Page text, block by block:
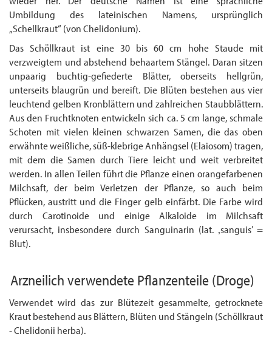
Umbildung des lateinischen Namens, ursprünglich
„Schellkraut“ (von Chelidonium).
Das Schöllkraut ist eine 30 bis 60 cm hohe Staude mit
verzweigtem und abstehend behaartem Stängel. Daran sitzen
unpaarig buchtig-gefiederte Blätter, oberseits hellgrün,
unterseits blaugrün und bereift. Die Blüten bestehen aus vier
leuchtend gelben Kron­blättern und zahlreichen Staubblättern.
Aus den Fruchtknoten entwickeln sich ca. 5 cm lange, schmale
Schoten mit vielen kleinen schwarzen Samen, die das oben
erwähnte weißliche, süß-klebrige Anhängsel (Elaiosom) tragen,
mit dem die Samen durch Tiere leicht und weit verbreitet
werden. In allen Teilen führt die Pflanze einen orangefarbenen
Milchsaft, der beim Verletzen der Pflanze, so auch beim
Pflücken, austritt und die Finger gelb einfärbt. Die Farbe wird
durch Carotinoide und einige Alkaloide im Milchsaft
verursacht, insbesondere durch Sanguinarin (lat. ‚sanguis’ =
Blut).
Arzneilich verwendete Pflanzenteile (Droge)
Verwendet wird das zur Blütezeit gesammelte, getrocknete
Kraut bestehend aus Blättern, Blüten und Stängeln (Schöllkraut
- Chelidonii herba).